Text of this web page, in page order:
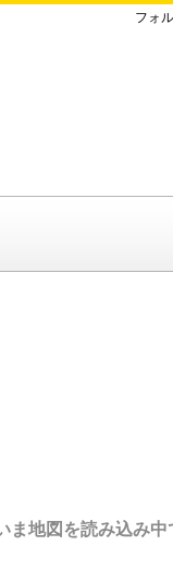
フォ
ま地図を読み込み中